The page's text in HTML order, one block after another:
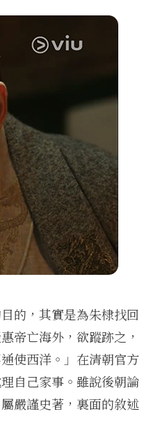
的，其實是為朱棣找回
帝亡海外，欲蹤跡之，
使西洋。」在清朝官方
自己家事。雖說後朝論
嚴謹史著，裏面的敘述